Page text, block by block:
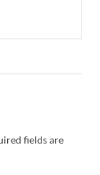
fields are